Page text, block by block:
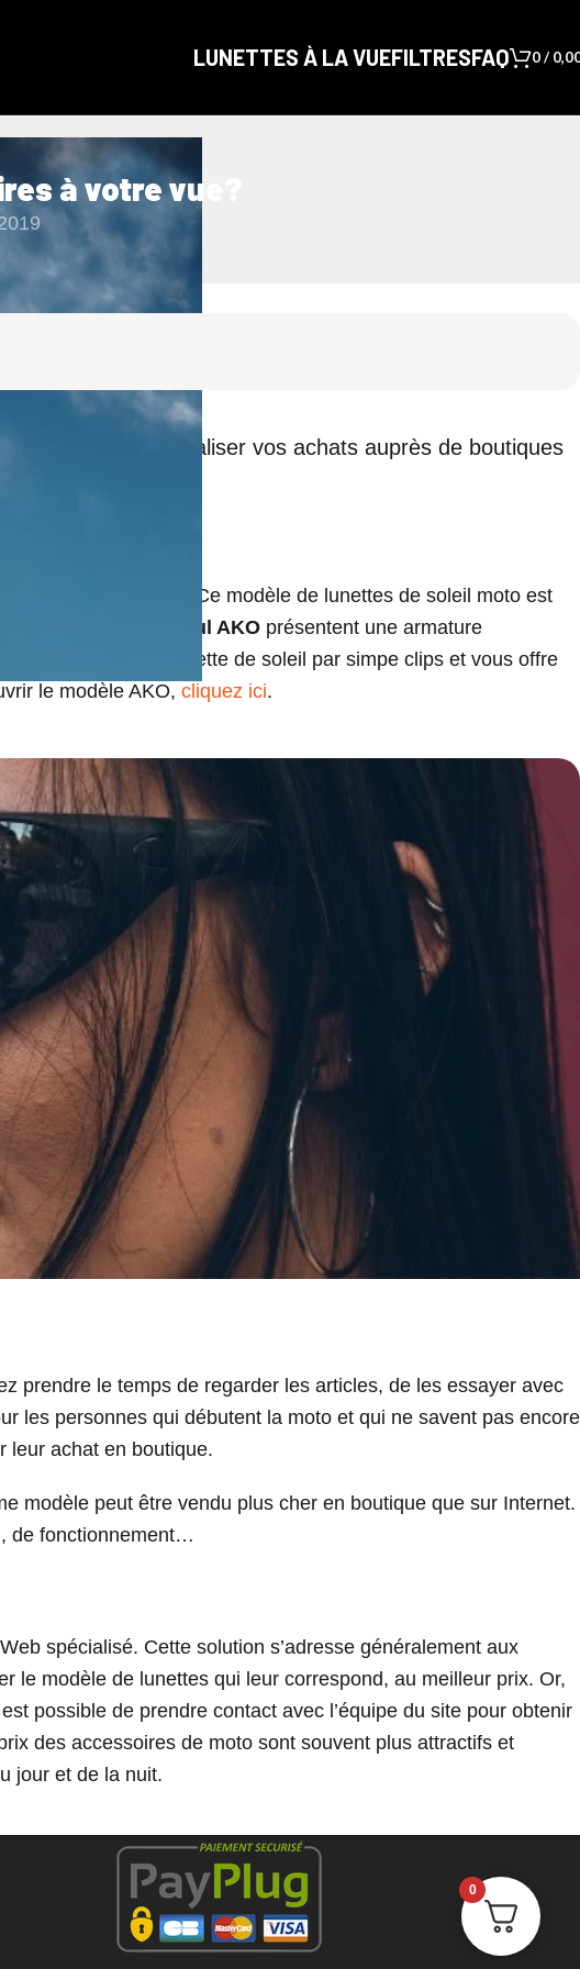
LUNETTES À LA VUEFILTRESFAQ 0/
à votre vue?
Vous pouvez réaliser vos achats auprès de boutiques
spécialisés.
soleil moto AKO
. Ce modèle de lunettes de soleil moto est
Les lunettes
Eyeful AKO présentent une armature
se place dans la lunette de soleil par simpe clips et vous offre
le modèle AKO, cliquez ici.
prendre le temps de regarder les articles, de les essayer avec
les personnes qui débutent la moto et qui ne savent pas encore
leur achat en boutique.
modèle peut être vendu plus cher en boutique que sur Internet.
de fonctionnement…
spécialisé. Cette solution s’adresse généralement aux
le modèle de lunettes qui leur correspond, au meilleur prix. Or,
possible de prendre contact avec l’équipe du site pour obtenir
des accessoires de moto sont souvent plus attractifs et
jour et de la nuit.
0